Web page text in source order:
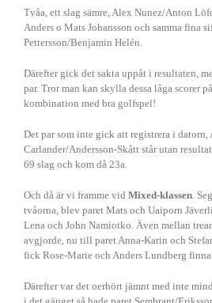
Tvåa, ett slag sämre, Alex Nunez/Anton
Anders o Mats Johansson och samma fina
Pettersson/Benjamin Helén.
Därefter gick det sakta uppåt i resultaten,
par. Tror man kan skylla dessa låga scorer
kombination med bra golfspel!
Det par som inte gick att registrera i datorn,
Carlander/Andersson-Skått står utan
69 slag och kom då 23a.
Och då är vi framme vid Mixed-klassen.
tvåorna, blev paret Mats och Uaiporn
Lena och John Namiotko. Även mellan
avgjorde, nu till paret Anna-Karin och
fick Rose-Marie och Anders Lundberg
Därefter var det oerhört jämnt med inte